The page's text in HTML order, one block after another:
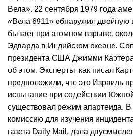
Вела». 22 сентября 1979 года
«Вела 6911» обнаружил двойную
бывает при атомном взрыве,
Эдварда в Индийском океане.
президента США Джимми
об этом. Эксперты, как писал
предположили, что это Израиль
испытание при содействии
существовал режим апартеида.
комиссию для изучения
газета Daily Mail, дала